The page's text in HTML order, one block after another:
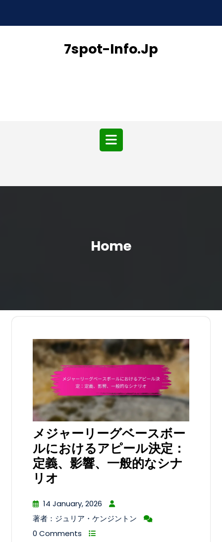
content
7spot-Info.jp
Open
Home
メジャーリーグベースボー
ルにおけるアピール決定：
定義、影響、一般的なシナ
リオ
14 January, 2026
著者：ジュリア・ケンジントン
0 Comments